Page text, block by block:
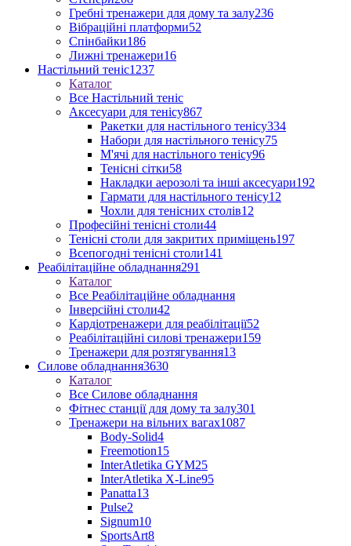
Гребні тренажери для дому та залу236
Вібраційні платформи52
Спінбайки186
Лижні тренажери16
Настільний теніс1237
Каталог
Все Настільний теніс
Аксесуари для тенісу867
Ракетки для настільного тенісу334
Набори для настільного тенісу75
М'ячі для настільного тенісу96
Тенісні сітки58
Накладки аерозолі та інші аксесуари192
Гармати для настільного тенісу12
Чохли для тенісних столів12
Професійні тенісні столи44
Тенісні столи для закритих приміщень197
Всепогодні тенісні столи141
Реабілітаційне обладнання291
Каталог
Все Реабілітаційне обладнання
Інверсійні столи42
Кардіотренажери для реабілітації52
Реабілітаційні силові тренажери159
Тренажери для розтягування13
Силове обладнання3630
Каталог
Все Силове обладнання
Фітнес станції для дому та залу301
Тренажери на вільних вагах1087
Body-Solid4
Freemotion15
InterAtletika GYM25
InterAtletika X-Line95
Panatta13
Pulse2
Signum10
SportsArt8